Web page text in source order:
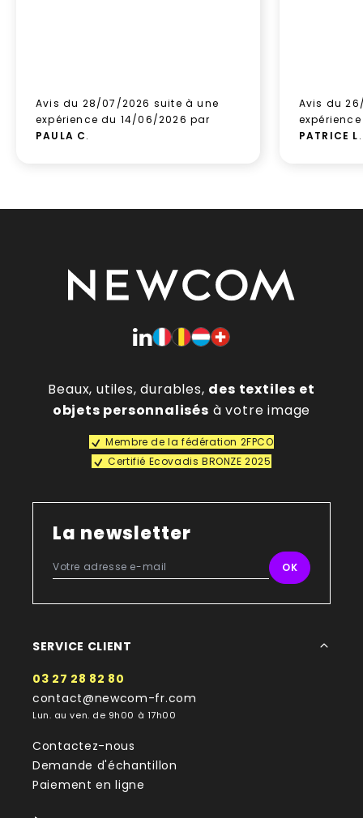
Avis du 28/07/2026 suite à une
expérience du 14/06/2026 par
PAULA C.
Avis du
PATRICE L.
Beaux, utiles, durables, des textiles et
objets personnalisés à votre image
Membre de la fédération 2FPCO
Certifié Ecovadis BRONZE 2025
La newsletter
SERVICE CLIENT
03 27 28 82 80
contact@newcom-fr.com
Lun. au ven. de 9h00 à 17h00
Contactez-nous
Demande d'échantillon
Paiement en ligne